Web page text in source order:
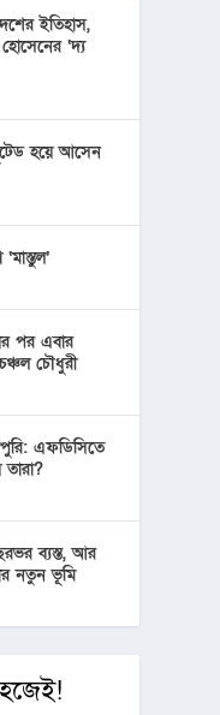
ইতিহাস,
‘দ্য
হয়ে আসেন
পর এবার
চৌধুরী
এফডিসিতে
ব্যস্ত, আর
নতুন ভূমি